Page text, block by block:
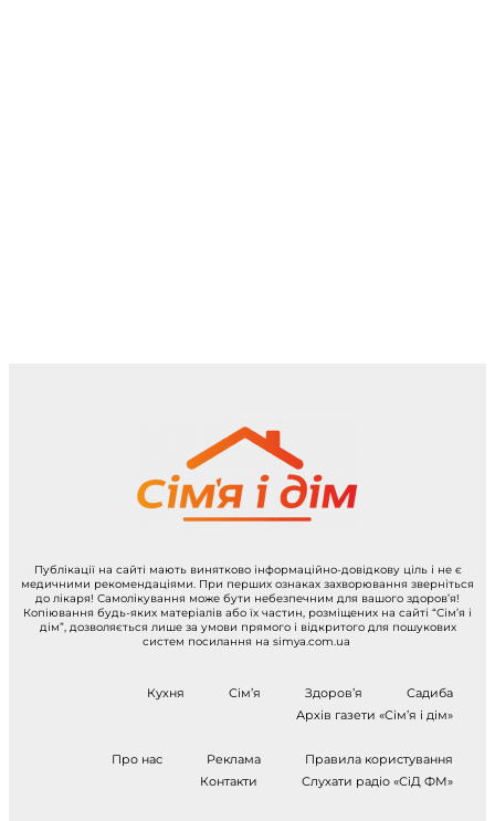
Публікації на сайті мають винятково інформаційно-довідкову ціль і не є
медичними рекомендаціями. При перших ознаках захворювання зверніться
до лікаря! Самолікування може бути небезпечним для вашого здоров’я!
Копіювання будь-яких матеріалів або їх частин, розміщених на сайті “Сім’я і
дім”, дозволяється лише за умови прямого і відкритого для пошукових
систем посилання на simya.com.ua
Кухня Сім’я Здоров’я
Садиба
Архів газети «Сім’я і дім»
Про нас Реклама
Правила користування
Контакти
Слухати радіо «СіД ФМ»